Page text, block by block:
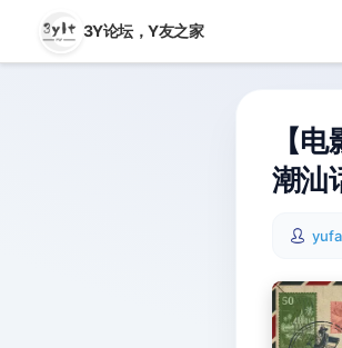
3Y论坛，Y友之家
【
潮汕